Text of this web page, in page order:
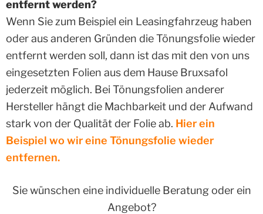
entfernt werden?
Wenn Sie zum Beispiel ein Leasingfahrzeug haben
oder aus anderen Gründen die Tönungsfolie wieder
entfernt werden soll, dann ist das mit den von uns
eingesetzten Folien aus dem Hause Bruxsafol
jederzeit möglich. Bei Tönungsfolien anderer
Hersteller hängt die Machbarkeit und der Aufwand
stark von der Qualität der Folie ab. Hier ein
Beispiel wo wir eine Tönungsfolie wieder
entfernen.
Sie wünschen eine individuelle Beratung oder ein
Angebot?